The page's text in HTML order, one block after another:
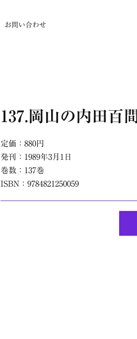
お問い合わせ
137.岡山の内田百間
定価：880円
発刊：1989年3月1日
巻数：137巻
ISBN：9784821250059